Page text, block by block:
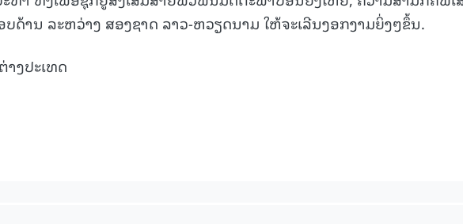
ດ້ານ ລະຫວ່າງ ສອງຊາດ ລາວ-ຫວຽດນາມ ໃຫ້ຈະເລີນງອກງາມຍິ່ງໆຂຶ້ນ.
າງປະເທດ